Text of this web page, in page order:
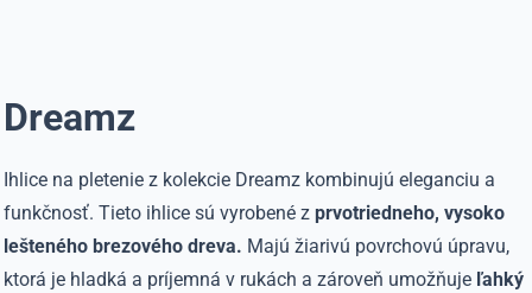
Dreamz
Ihlice na pletenie z kolekcie Dreamz kombinujú eleganciu a
funkčnosť. Tieto ihlice sú vyrobené zprvotriedneho, vysoko
lešteného brezového dreva. Majú žiarivú povrchovú úpravu,
ktorá je hladká a príjemná v rukách a zároveň umožňuje ľahký